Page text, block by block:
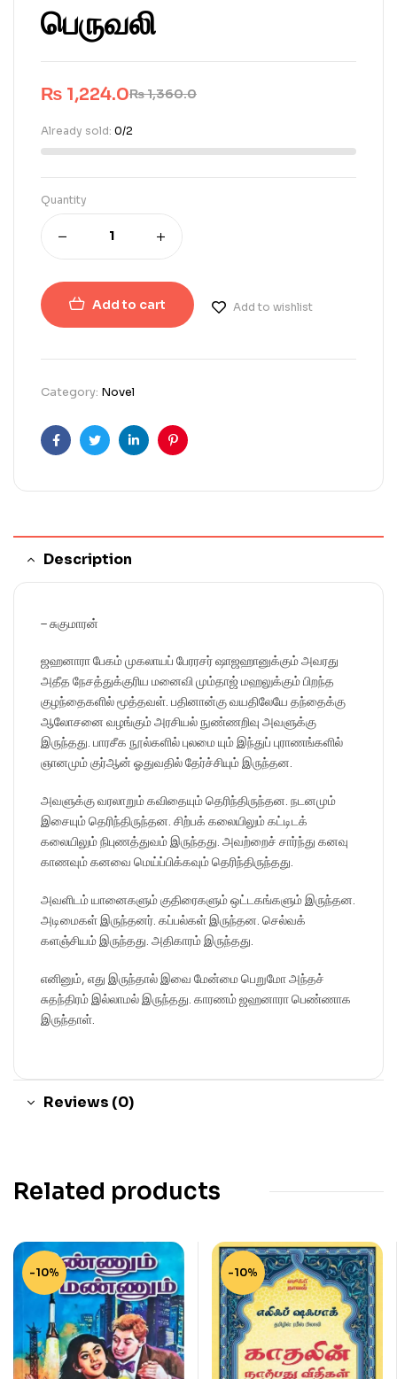
பெருவலி
₨1,360.0
₨ 1,224.0
Already sold: 0/2
Quantity
Add to cart Add to wishlist
Category: Novel
FacebookTwitterLinkedinPinterest
Description
– சுகுமாரன்
ஜஹனாரா பேகம் முகலாயப் பேரரசர் ஷாஜஹானுக்கும் அவரது
அதீத நேசத்துக்குரிய மனைவி மும்தாஜ் மஹலுக்கும் பிறந்த
குழந்தைகளில் மூத்தவள். பதினான்கு வயதிலேயே தந்தைக்கு
ஆலோசனை வழங்கும் அரசியல் நுண்ணறிவு அவளுக்கு
இருந்தது. பாரசீக நூல்களில் புலமை யும் இந்துப் புராணங்களில்
ஞானமும் குர்ஆன் ஓதுவதில் தேர்ச்சியும் இருந்தன.
அவளுக்கு வரலாறும் கவிதையும் தெரிந்திருந்தன. நடனமும்
இசையும் தெரிந்திருந்தன. சிற்பக் கலையிலும் கட்டிடக்
கலையிலும் நிபுணத்துவம் இருந்தது. அவற்றைச் சார்ந்து கனவு
காணவும் கனவை மெய்ப்பிக்கவும் தெரிந்திருந்தது.
அவளிடம் யானைகளும் குதிரைகளும் ஒட்டகங்களும் இருந்தன.
அடிமைகள் இருந்தனர். கப்பல்கள் இருந்தன. செல்வக்
களஞ்சியம் இருந்தது. அதிகாரம் இருந்தது.
எனினும், எது இருந்தால் இவை மேன்மை பெறுமோ அந்தச்
சுதந்திரம் இல்லாமல் இருந்தது. காரணம் ஜஹனாரா பெண்ணாக
இருந்தாள்.
Reviews (0)
Related products
-10% -10%